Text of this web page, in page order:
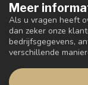
Meer
Als u vragen heeft
dan zeker onze
bedrijfsgegevens,
verschillende